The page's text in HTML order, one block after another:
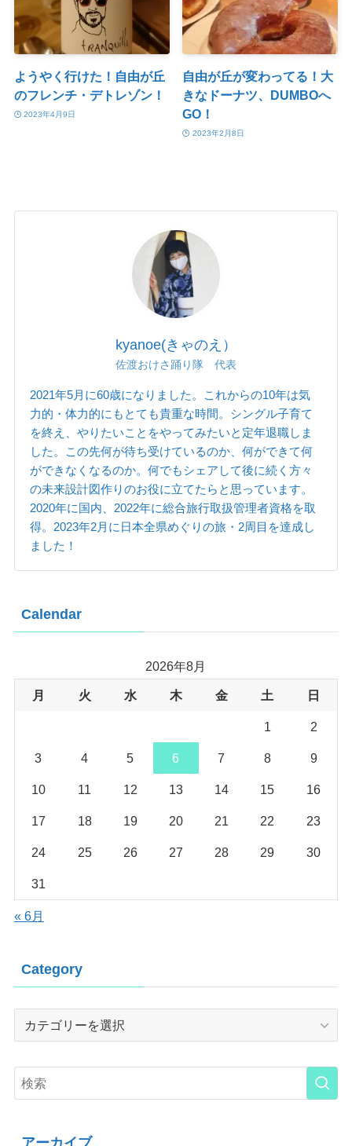
ようやく行けた！自由が丘
のフレンチ・デトレゾン！
2023年4月9日
自由が丘が変わってる！大
きなドーナツ、DUMBOへ
GO！
2023年2月8日
kyanoe(きゃのえ）
佐渡おけさ踊り隊 代表
2021年5月に60歳になりました。これからの10年は気
力的・体力的にもとても貴重な時間。シングル子育て
を終え、やりたいことをやってみたいと定年退職しま
した。この先何が待ち受けているのか、何ができて何
ができなくなるのか。何でもシェアして後に続く方々
の未来設計図作りのお役に立てたらと思っています。
2020年に国内、2022年に総合旅行取扱管理者資格を取
得。2023年2月に日本全県めぐりの旅・2周目を達成し
ました！
Calendar
2026年8月
月 火 水 木 金 土 日
1 2
3 4 5 6 7 8 9
10 11 12 13 14 15 16
17 18 19 20 21 22 23
24 25 26 27 28 29 30
31
« 6月
Category
Category